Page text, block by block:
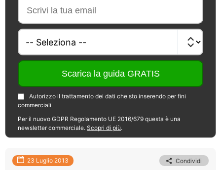
Autorizzo il trattamento dei dati che sto inserendo per fini
commerciali
Per il nuovo GDPR Regolamento UE 2016/679 questa è una
newsletter commerciale. Scopri di più.
23 Luglio 2013 Condividi